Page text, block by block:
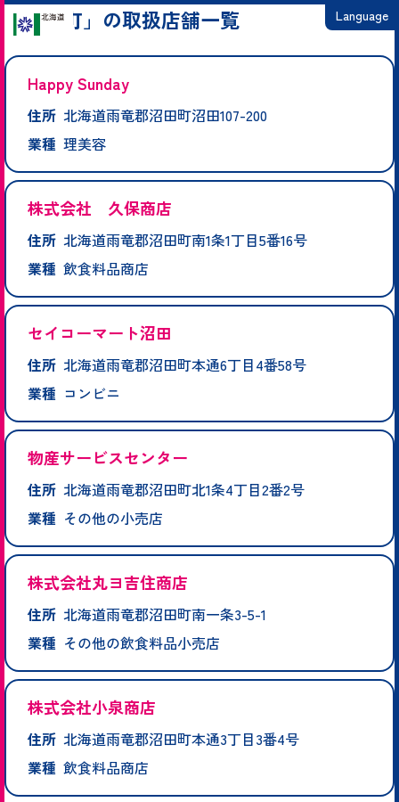
Language
한국어
「沼田町」の取扱店舗一覧
Happy Sunday
住所 北海道雨竜郡沼田町沼田107-200
業種 理美容
株式会社 久保商店
住所 北海道雨竜郡沼田町南1条1丁目5番16号
業種 飲食料品商店
セイコーマート沼田
住所 北海道雨竜郡沼田町本通6丁目4番58号
業種 コンビニ
物産サービスセンター
住所 北海道雨竜郡沼田町北1条4丁目2番2号
業種 その他の小売店
株式会社丸ヨ吉住商店
住所 北海道雨竜郡沼田町南一条3-5-1
業種 その他の飲食料品小売店
株式会社小泉商店
住所 北海道雨竜郡沼田町本通3丁目3番4号
業種 飲食料品商店